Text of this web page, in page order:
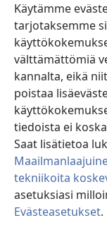
Käytämme
tarjotaksemme
välttämättömiä
kannalta, eikä
poistaa
tiedoista ei
Saat lisätietoa
tekniikoita
asetuksiasi
Evästeasetukset.
hoitomenetelmät eivät
Potilaalle: Pyydä
lääkäriltäsi tai joltain
epäilet olevasi sairas, ota
Tutustu tämän sivuston
Väriteema
Copyright© 2026
KÄYTTÖEHDOT|